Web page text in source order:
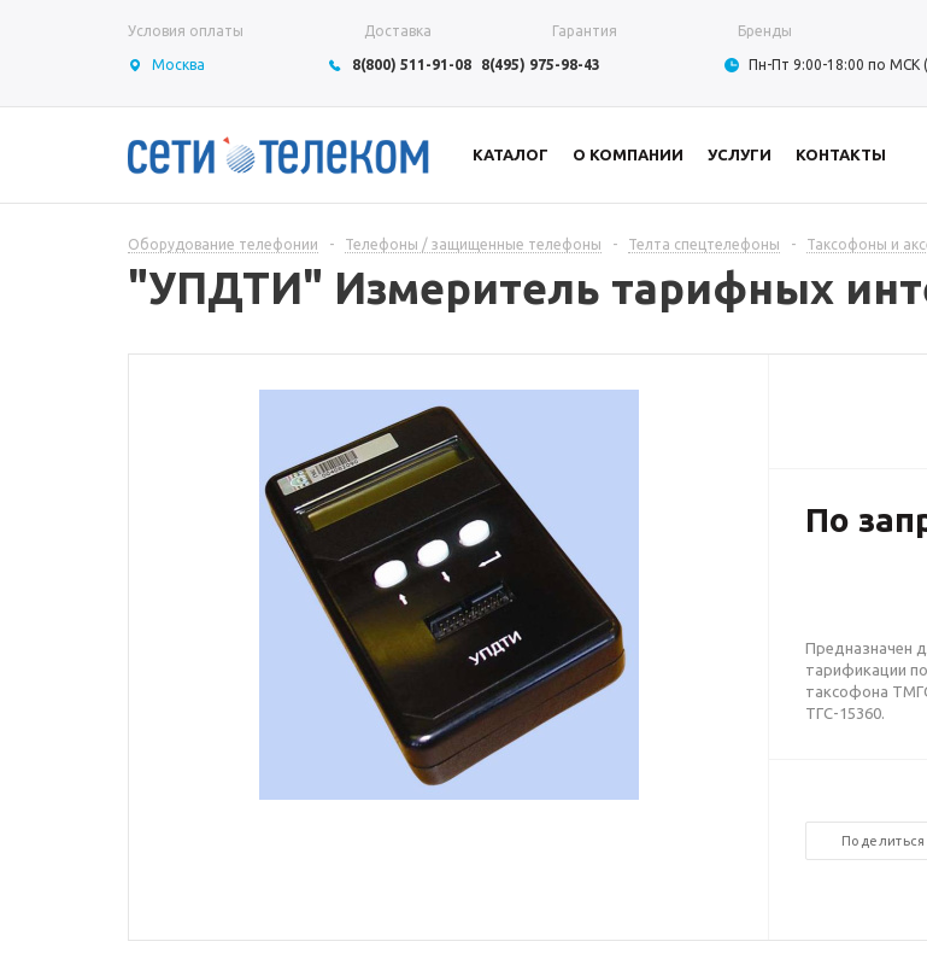
Условия оплаты Доставка Гарантия Бренды
Москва 8(800) 511-91-08 8(495) 975-98-43 Пн-Пт 9:00-18:00 по МСК
КАТАЛОГ О КОМПАНИИ УСЛУГИ КОНТАКТЫ
Оборудование телефонии - Телефоны / защищенные телефоны - Телта спецтелефоны - Таксофоны и
"УПДТИ" Измеритель тарифных
По
Предназначен
тарификации
таксофона
ТГС-15360.
Поделиться